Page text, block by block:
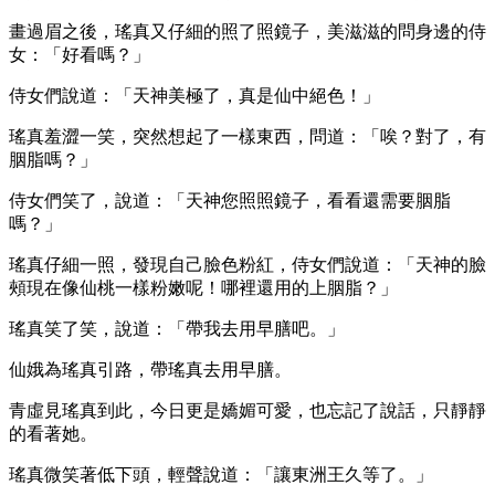
畫過眉之後，瑤真又仔細的照了照鏡子，美滋滋的問身邊的侍
女：「好看嗎？」
侍女們說道：「天神美極了，真是仙中絕色！」
瑤真羞澀一笑，突然想起了一樣東西，問道：「唉？對了，有
胭脂嗎？」
侍女們笑了，說道：「天神您照照鏡子，看看還需要胭脂
嗎？」
瑤真仔細一照，發現自己臉色粉紅，侍女們說道：「天神的臉
頰現在像仙桃一樣粉嫩呢！哪裡還用的上胭脂？」
瑤真笑了笑，說道：「帶我去用早膳吧。」
仙娥為瑤真引路，帶瑤真去用早膳。
青虛見瑤真到此，今日更是嬌媚可愛，也忘記了說話，只靜靜
的看著她。
瑤真微笑著低下頭，輕聲說道：「讓東洲王久等了。」